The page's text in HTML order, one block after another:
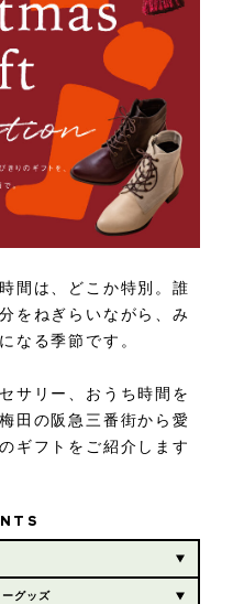
間は、どこか特別。誰
をねぎらいながら、み
なる季節です。
サリー、おうち時間を
田の阪急三番街から愛
ギフトをご紹介します
ーグッズ